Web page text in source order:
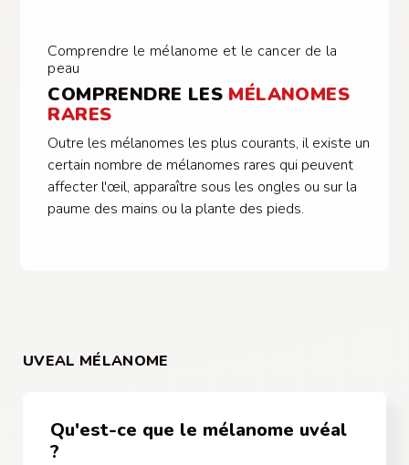
Comprendre le mélanome et le cancer de la
peau
COMPRENDRE LES MÉLANOMES
RARES
Outre les mélanomes les plus courants, il existe un
certain nombre de mélanomes rares qui peuvent
affecter l'œil, apparaître sous les ongles ou sur la
paume des mains ou la plante des pieds.
UVEAL MÉLANOME
Qu'est-ce que le mélanome uvéal
?